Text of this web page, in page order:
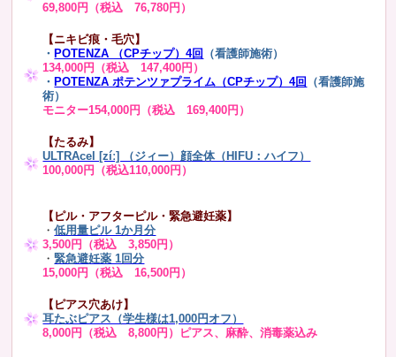
69,800円（税込 76,780円）
【ニキビ痕・毛穴】
・ POTENZA （CPチップ）4回
（看護師施術）
134,000円（税込 147,400円）
・ POTENZA ポテンツァプライム（CPチップ）4回
（看護師施
術）
モニター154,000円（税込 169,400円）
【たるみ】
ULTRAcel [zíː] （ジィー）顔全体（HIFU：ハイフ）
100,000円（税込110,000円）
【ピル・アフターピル・緊急避妊薬】
・低用量ピル 1か月分
3,500円（税込 3,850円）
・緊急避妊薬 1回分
15,000円（税込 16,500円）
【ピアス穴あけ】
耳たぶピアス（学生様は1,000円オフ）
8,000円（税込 8,800円）ピアス、麻酔、消毒薬込み